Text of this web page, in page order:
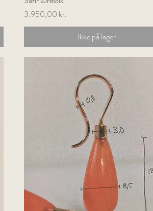
Pris
3.950,00 kr.
Ikke på lager